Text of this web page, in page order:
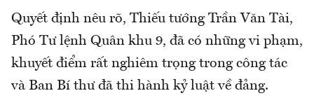
Quyết định nêu rõ, Thiếu tướng Trần Văn Tài,
Phó Tư lệnh Quân khu 9, đã có những vi phạm,
khuyết điểm rất nghiêm trọng trong công tác
và Ban Bí thư đã thi hành kỷ luật về đảng.